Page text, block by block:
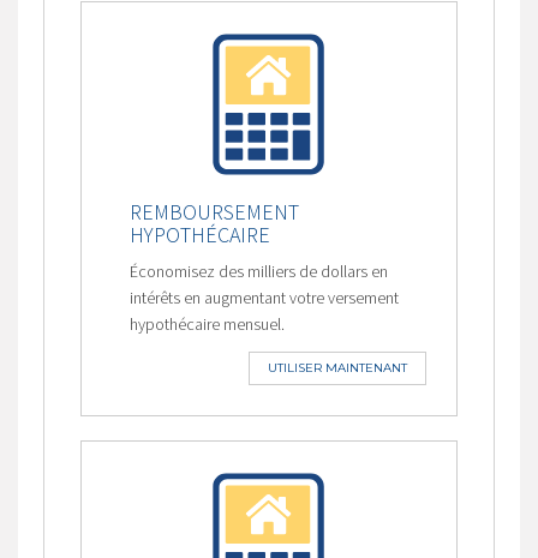
REMBOURSEMENT
HYPOTHÉCAIRE
Économisez des milliers de dollars en
intérêts en augmentant votre versement
hypothécaire mensuel.
UTILISER MAINTENANT